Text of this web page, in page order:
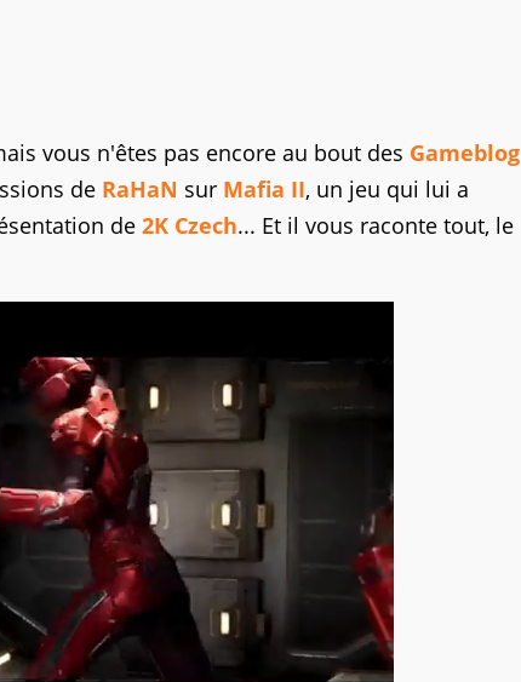
vous n'êtes pas encore au bout des Gameblog
de RaHaN sur Mafia II, un jeu qui lui a
de 2K Czech... Et il vous raconte tout, le